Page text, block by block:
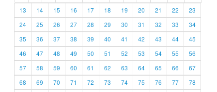
13
14 15 16 17 18 19 20 21 22
23
24
25 26 27 28 29 30 31 32 33
34
35
36 37 38 39 40 41 42 43 44
45
46
47 48 49 50 51 52 53 54 55
56
57
58 59 60 61 62 63 64 65 66
67
68
69 70 71 72 73 74 75 76 77
78